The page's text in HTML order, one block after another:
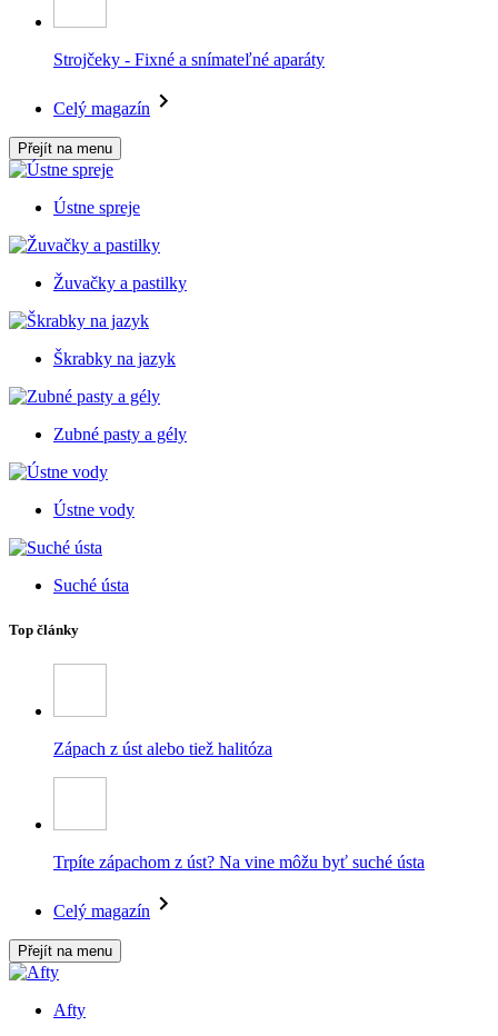
Strojčeky - Fixné a snímateľné aparáty
Celý magazín
Přejít na menu
Ústne spreje
Žuvačky a pastilky
Škrabky na jazyk
Zubné pasty a gély
Ústne vody
Suché ústa
Top články
Zápach z úst alebo tiež halitóza
Trpíte zápachom z úst? Na vine môžu byť suché ústa
Celý magazín
Přejít na menu
Afty